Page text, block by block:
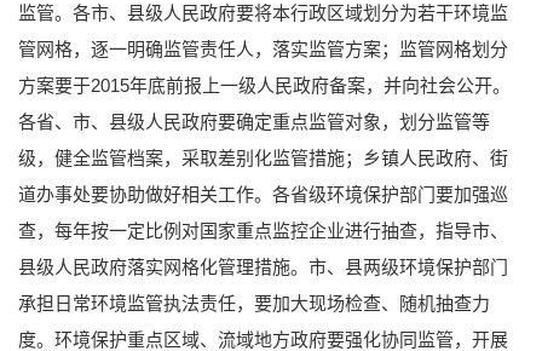
监管。各市、县级人民政府要将本行政区域划分为若干环境监
管网格，逐一明确监管责任人，落实监管方案；监管网格划分
方案要于2015年底前报上一级人民政府备案，并向社会公开。
各省、市、县级人民政府要确定重点监管对象，划分监管等
级，健全监管档案，采取差别化监管措施；乡镇人民政府、街
道办事处要协助做好相关工作。各省级环境保护部门要加强巡
查，每年按一定比例对国家重点监控企业进行抽查，指导市、
县级人民政府落实网格化管理措施。市、县两级环境保护部门
承担日常环境监管执法责任，要加大现场检查、随机抽查力
度。环境保护重点区域、流域地方政府要强化协同监管，开展